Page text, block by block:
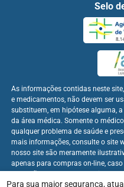
Para sua maior segurança,
Selo
As informações contidas neste
e medicamentos, não devem ser
substituem, em hipótese alguma,
da área médica. Somente o
qualquer problema de saúde e
mais informações, consulte o site
nosso site são meramente
apenas para compras on-line,
apenas para compras on-line.